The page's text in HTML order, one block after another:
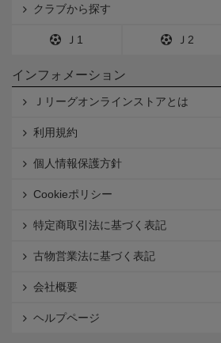
クラブから探す
Ｊ1 Ｊ2
インフォメーション
Ｊリーグオンラインストアとは
利用規約
個人情報保護方針
Cookieポリシー
特定商取引法に基づく表記
古物営業法に基づく表記
会社概要
ヘルプページ